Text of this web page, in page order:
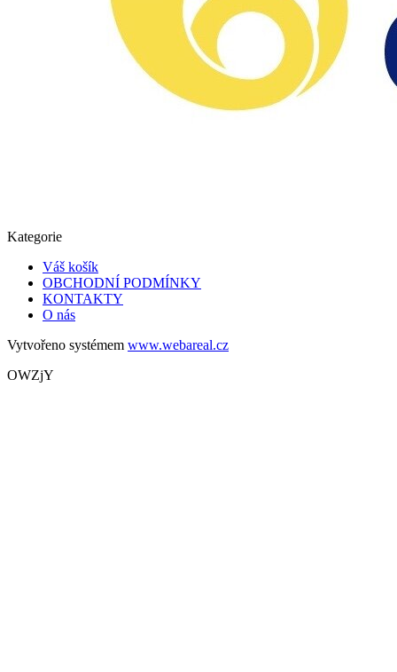
Kategorie
Váš košík
OBCHODNÍ PODMÍNKY
KONTAKTY
O nás
Vytvořeno systémem www.webareal.cz
OWZjY